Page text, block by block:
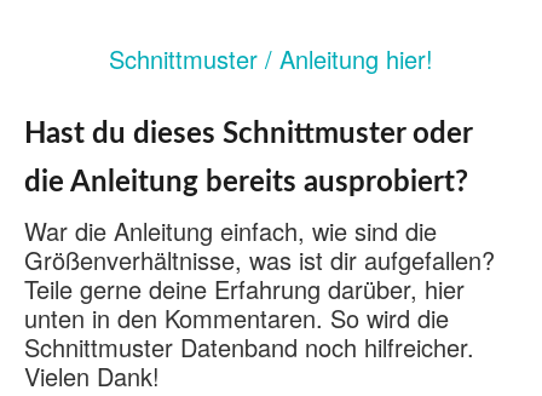
Schnittmuster / Anleitung hier!
Hast du dieses Schnittmuster oder
die Anleitung bereits ausprobiert?
War die Anleitung einfach, wie sind die
Größenverhältnisse, was ist dir aufgefallen?
Teile gerne deine Erfahrung darüber, hier
unten in den Kommentaren. So wird die
Schnittmuster Datenband noch hilfreicher.
Vielen Dank!